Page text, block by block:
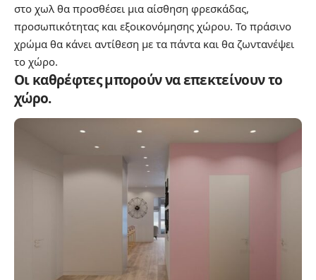
στο χωλ θα προσθέσει μια αίσθηση φρεσκάδας,
προσωπικότητας και εξοικονόμησης χώρου. Το πράσινο
χρώμα θα κάνει αντίθεση με τα πάντα και θα ζωντανέψει
το χώρο.
Οι καθρέφτες μπορούν να επεκτείνουν το
χώρο.